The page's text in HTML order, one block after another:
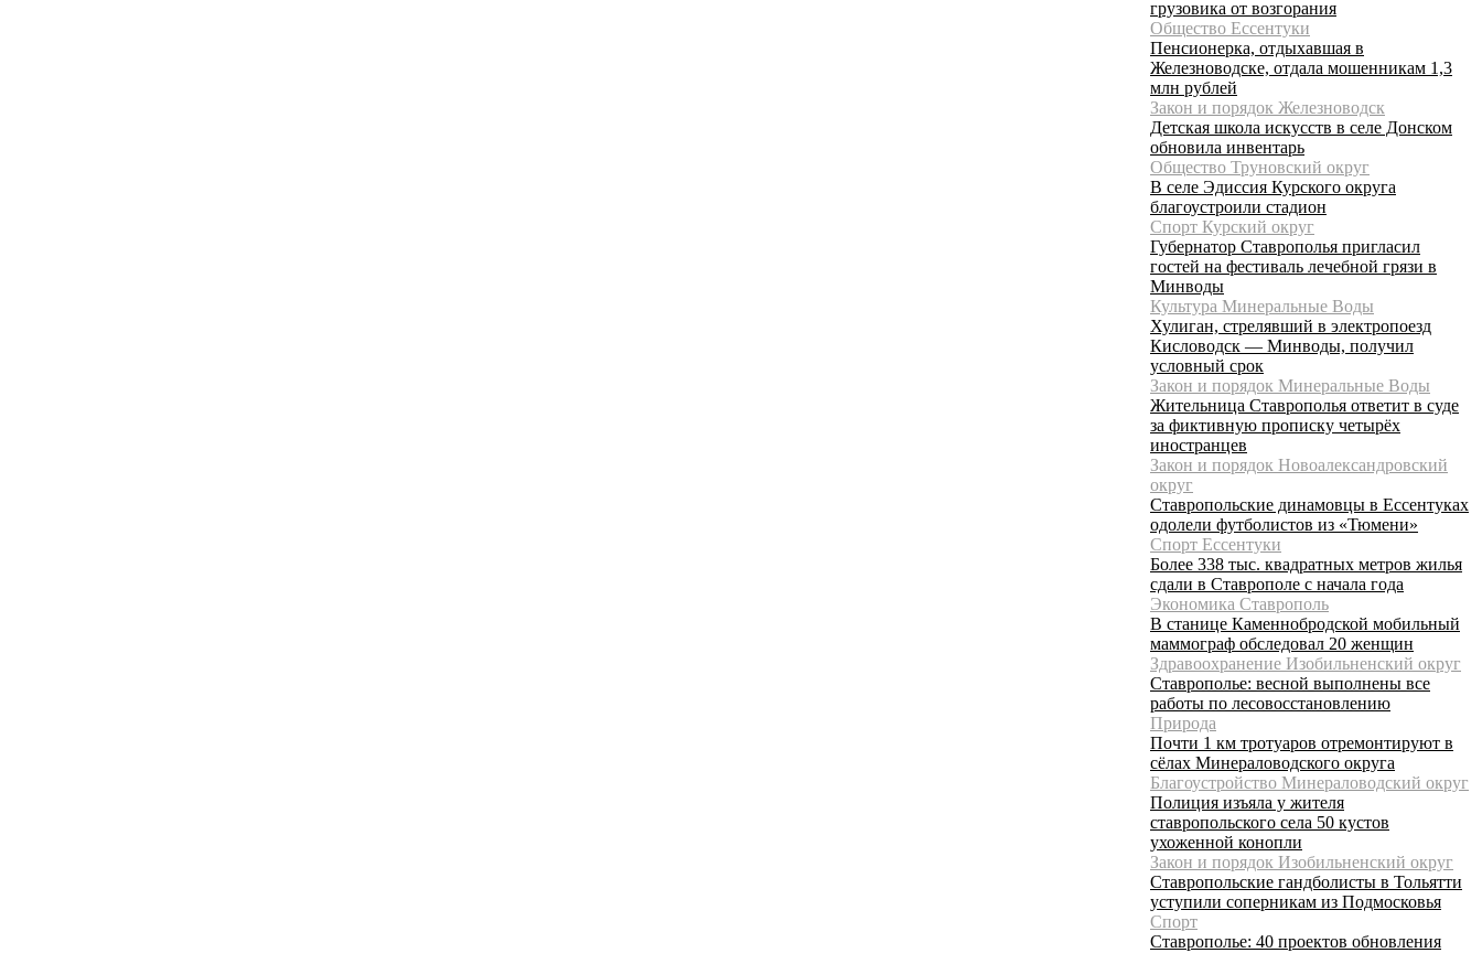
грузовика от возгорания
Общество Ессентуки
Пенсионерка, отдыхавшая в
Железноводске, отдала мошенникам 1,3
млн рублей
Закон и порядок Железноводск
Детская школа искусств в селе Донском
обновила инвентарь
Общество Труновский округ
В селе Эдиссия Курского округа
благоустроили стадион
Спорт Курский округ
Губернатор Ставрополья пригласил
гостей на фестиваль лечебной грязи в
Минводы
Культура Минеральные Воды
Хулиган, стрелявший в электропоезд
Кисловодск — Минводы, получил
условный срок
Закон и порядок Минеральные Воды
Жительница Ставрополья ответит в суде
за фиктивную прописку четырёх
иностранцев
Закон и порядок Новоалександровский
округ
Ставропольские динамовцы в Ессентуках
одолели футболистов из «Тюмени»
Спорт Ессентуки
Более 338 тыс. квадратных метров жилья
сдали в Ставрополе с начала года
Экономика Ставрополь
В станице Каменнобродской мобильный
маммограф обследовал 20 женщин
Здравоохранение Изобильненский округ
Ставрополье: весной выполнены все
работы по лесовосстановлению
Природа
Почти 1 км тротуаров отремонтируют в
сёлах Минераловодского округа
Благоустройство Минераловодский округ
Полиция изъяла у жителя
ставропольского села 50 кустов
ухоженной конопли
Закон и порядок Изобильненский округ
Ставропольские гандболисты в Тольятти
уступили соперникам из Подмосковья
Спорт
Ставрополье: 40 проектов обновления